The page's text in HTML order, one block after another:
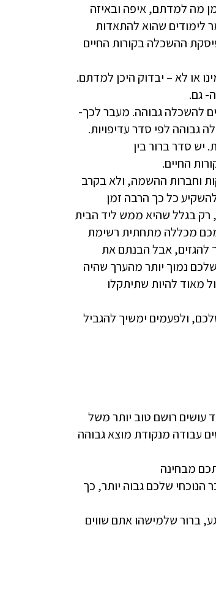
שכחתם מזמן מה למדתם, איפה ובאיזה
לימודים שהוא להתאדות
ההשכלה בקורות החיים
או לא – יבדוק היכן למדתם.
גם.
להשכלה גבוהה. מעבר לכך-
גבוהה לפי סדר עדיפויות.
יש סדר ברור בין
החיים.
וחברות ההשמה, ולא בקרב
כל כך הרבה זמן
רק בגלל שהיא ממש ליד הבית
מכללה מתחתית רשימת
להגזים, אבל הבנתם את
נמוך יותר מהערך שהיה
מאוד להיות שתיתקלו
ולפעמים ימשיך להגביל
עושים רושם טוב יותר משל
עבודה מנקודת מוצא גבוהה
מבחינה
שלכם גבוה יותר, כך
ברור שלמישהו אתם שווים